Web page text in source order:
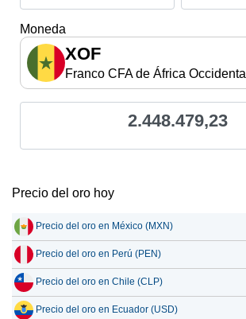
Moneda
XOF
Franco CFA de África Occidental
2.448.479,23
Precio del oro hoy
Precio del oro en México (MXN)
Precio del oro en Perú (PEN)
Precio del oro en Chile (CLP)
Precio del oro en Ecuador (USD)